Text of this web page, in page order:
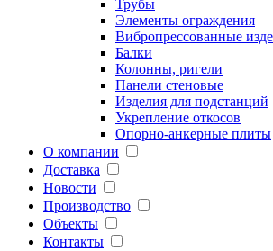
Трубы
Элементы ограждения
Вибропрессованные
Балки
Колонны, ригели
Панели стеновые
Изделия для подстанций
Укрепление откосов
Опорно-анкерные плиты
О компании
Доставка
Новости
Производство
Объекты
Контакты